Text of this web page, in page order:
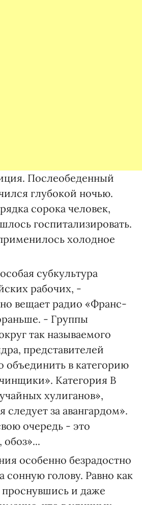
Послеобеденный
глубокой ночью.
сорока человек,
госпитализировать.
холодное
субкультура
рабочих, -
вещает радио «Франс-
- Группы
так называемого
представителей
объединить в категорию
Категория В
хулиганов»,
следует за авангардом».
очередь - это
обоз»...
особенно безрадостно
сонную голову. Равно как
проснувшись и даже